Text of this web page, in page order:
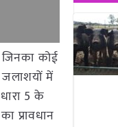
कोई
जलाशयों में
5 के
प्रावधान